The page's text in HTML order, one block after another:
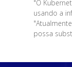
"O
usando a
possa